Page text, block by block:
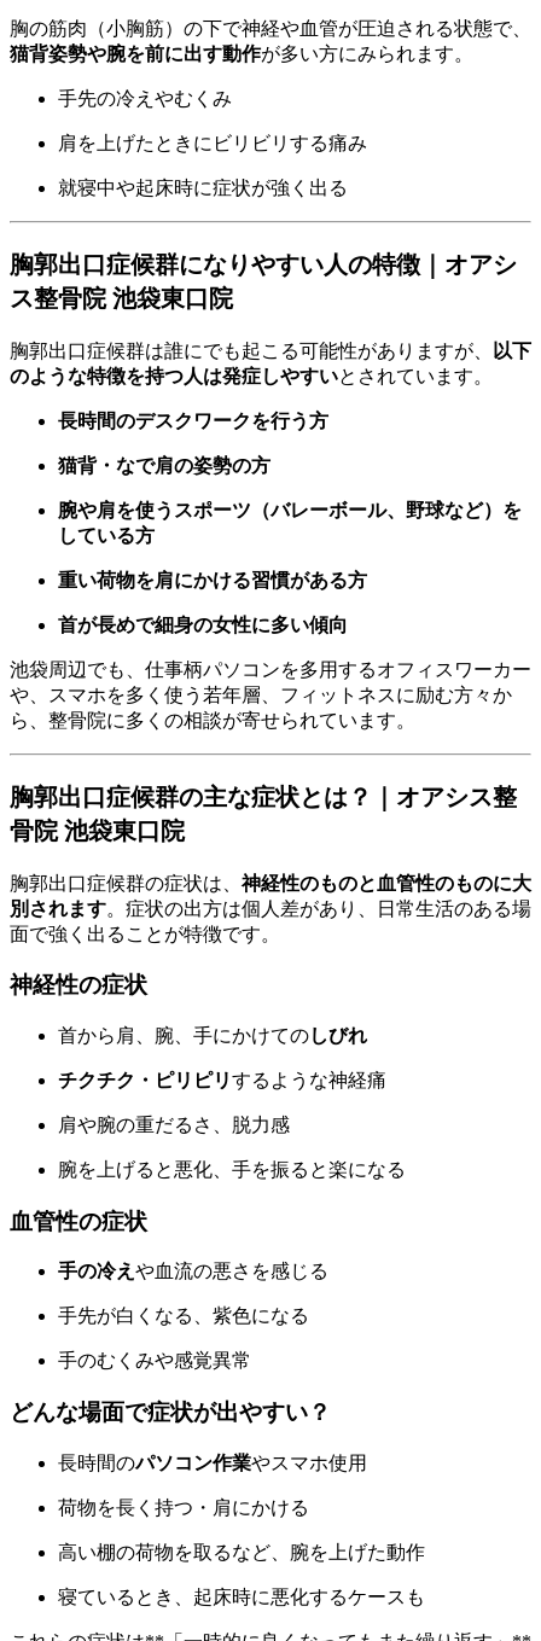
胸の筋肉（小胸筋）の下で神経や血管が圧迫される状態で、
猫背姿勢や腕を前に出す動作が多い方にみられます。
手先の冷えやむくみ
肩を上げたときにビリビリする痛み
就寝中や起床時に症状が強く出る
胸郭出口症候群になりやすい人の特徴｜オアシ
ス整骨院 池袋東口院
胸郭出口症候群は誰にでも起こる可能性がありますが、
以下
のような特徴を持つ人は発症しやすいとされています。
長時間のデスクワークを行う方
猫背・なで肩の姿勢の方
腕や肩を使うスポーツ（バレーボール、野球など）を
している方
重い荷物を肩にかける習慣がある方
首が長めで細身の女性に多い傾向
池袋周辺でも、仕事柄パソコンを多用するオフィスワーカー
や、スマホを多く使う若年層、フィットネスに励む方々か
ら、整骨院に多くの相談が寄せられています。
胸郭出口症候群の主な症状とは？｜オアシス整
骨院 池袋東口院
胸郭出口症候群の症状は、神経性のものと血管性のものに大
別されます。症状の出方は個人差があり、日常生活のある場
面で強く出ることが特徴です。
神経性の症状
首から肩、腕、手にかけてのしびれ
チクチク・ピリピリするような神経痛
肩や腕の重だるさ、脱力感
腕を上げると悪化、手を振ると楽になる
血管性の症状
手の冷え や血流の悪さを感じる
手先が白くなる、紫色になる
手のむくみや感覚異常
どんな場面で症状が出やすい？
長時間のパソコン作業やスマホ使用
荷物を長く持つ・肩にかける
高い棚の荷物を取るなど、腕を上げた動作
寝ているとき、起床時に悪化するケースも